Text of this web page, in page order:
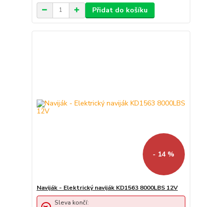
Přidat do košíku
- 14 %
Naviják - Elektrický naviják KD1563 8000LBS 12V
Sleva končí: